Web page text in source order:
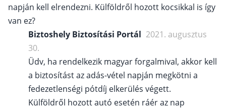
napján kell elrendezni. Külföldről hozott kocsikkal is így
van ez?
Biztoshely Biztosítási Portál 2021. augusztus
30.
Üdv, ha rendelkezik magyar forgalmival, akkor kell
a biztosítást az adás-vétel napján megkötni a
fedezetlenségi pótdíj elkerülés végett.
Külföldről hozott autó esetén ráér az nap